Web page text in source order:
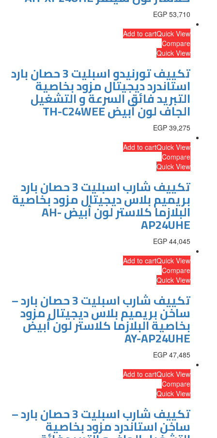
EGP 53,710
Add to cartQuick View
Compare
Quick View
تكييف تورنيدو اسبليت 3 حصان بارد
استاندرد ديجيتال مزود بخاصية
التبريد فائق السرعة و التشغيل
الجاف لون أبيض TH-C24WEE
EGP 39,275
Add to cartQuick View
Compare
Quick View
تكييف شارب اسبليت 3 حصان بارد
بريميم بلاس ديجيتال مزود بخاصية
البلازما كلاستر لون أبيض AH-
AP24UHE
EGP 44,045
Add to cartQuick View
Compare
Quick View
تكييف شارب اسبليت 3 حصان بارد –
ساخن بريميم بلاس ديجيتال مزود
بخاصية البلازما كلاستر لون أبيض
AY-AP24UHE
EGP 47,485
Add to cartQuick View
Compare
Quick View
تكييف شارب اسبليت 3 حصان بارد –
ساخن استاندرد مزود بخاصية